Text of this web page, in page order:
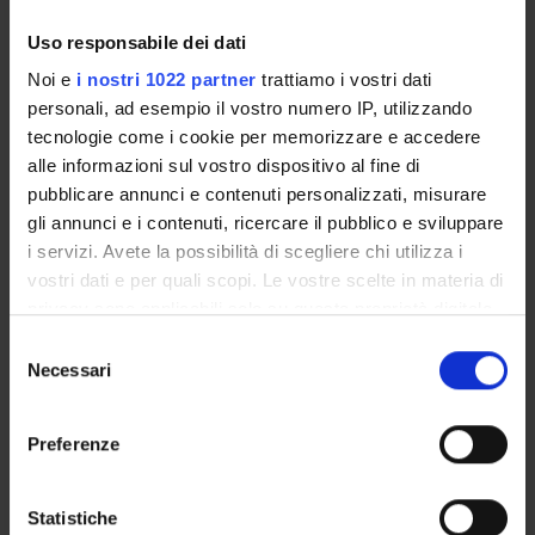
Uso responsabile dei dati
Noi e i nostri 1022 partner trattiamo i vostri dati
personali, ad esempio il vostro numero IP, utilizzando
tecnologie come i cookie per memorizzare e accedere
alle informazioni sul vostro dispositivo al fine di
pubblicare annunci e contenuti personalizzati, misurare
gli annunci e i contenuti, ricercare il pubblico e sviluppare
i servizi. Avete la possibilità di scegliere chi utilizza i
vostri dati e per quali scopi. Le vostre scelte in materia di
modificare o revocare il proprio consenso in qualsiasi
momento dalla Dichiarazione sui cookie o facendo clic
raccogliere informazioni sulla tua posizione
delNecessari
Preferenze
Statistiche
centrali per le società contemporanee.
Per approfondire, si rinvia all’articolo su“ Les Echos”e
nella pubblicazione scientifica sul Journal of the European
Economic Association (JEEA) .
Dipartimento